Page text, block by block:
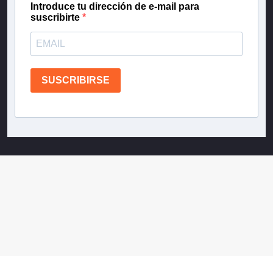
Introduce tu dirección de e-mail para
suscribirte
SUSCRIBIRSE